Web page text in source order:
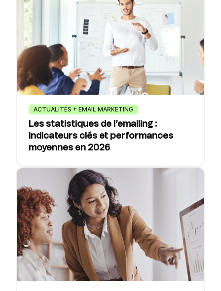
ACTUALITÉS + EMAIL MARKETING
Les statistiques de l’emailing :
indicateurs clés et performances
moyennes en 2026